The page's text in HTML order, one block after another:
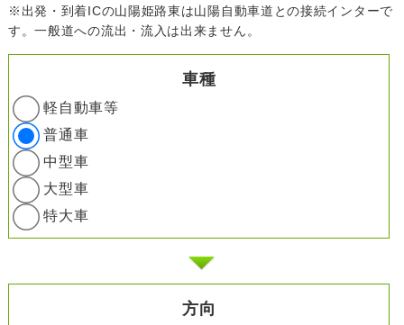
※出発・到着ICの山陽姫路東は山陽自動車道との接続インターで
す。一般道への流出・流入は出来ません。
車種
軽自動車等
普通車
中型車
大型車
特大車
方向